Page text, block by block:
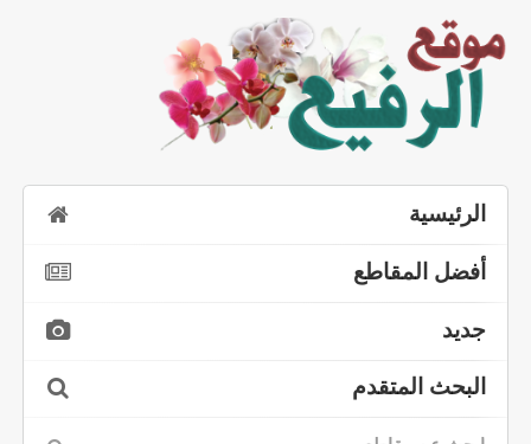
الرئيسية
أفضل المقاطع
جديد
البحث المتقدم